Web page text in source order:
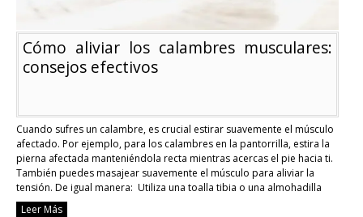
Cómo aliviar los calambres musculares:
consejos efectivos
Cuando sufres un calambre, es crucial estirar suavemente el músculo
afectado. Por ejemplo, para los calambres en la pantorrilla, estira la
pierna afectada manteniéndola recta mientras acercas el pie hacia ti.
También puedes masajear suavemente el músculo para aliviar la
tensión. De igual manera: Utiliza una toalla tibia o una almohadilla
térmica sobre el músculo …
Leer Más